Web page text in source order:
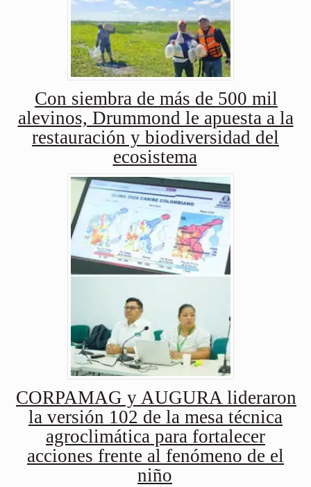
Con siembra de más de 500 mil
alevinos, Drummond le apuesta a la
restauración y biodiversidad del
ecosistema
CORPAMAG y AUGURA lideraron
la versión 102 de la mesa técnica
agroclimática para fortalecer
acciones frente al fenómeno de el
niño